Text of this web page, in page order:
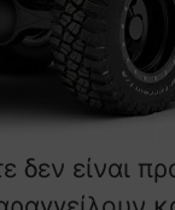
δεν είναι